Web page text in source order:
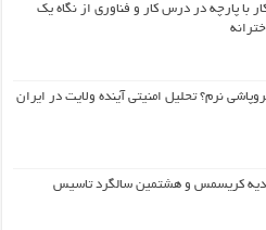
با پارچه در درس کار و فناوری از نگاه یک
نرم؟ تحلیل امنیتی آینده ولایت در ایران
کریسمس و هشتمین سالگرد تاسیس